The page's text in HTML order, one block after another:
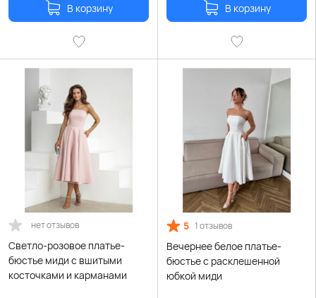
В корзину В корзину
нет отзывов
Светло-розовое платье-
бюстье миди с вшитыми
косточками и карманами
5 1 отзывов
Вечернее белое платье-
бюстье с расклешенной
юбкой миди